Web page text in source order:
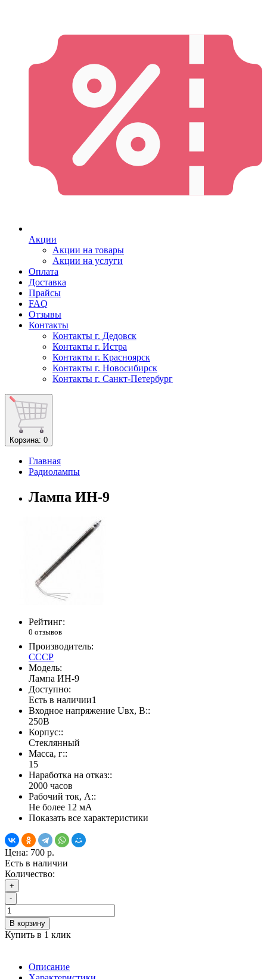
Акции
Акции на товары
Акции на услуги
Оплата
Доставка
Прайсы
FAQ
Отзывы
Контакты
Контакты г. Дедовск
Контакты г. Истра
Контакты г. Красноярск
Контакты г. Новосибирск
Контакты г. Санкт-Петербург
Корзина: 0
Главная
Радиолампы
Лампа ИН-9
Рейтинг:
0 отзывов
Производитель:
СССР
Модель:
Лампа ИН-9
Доступно:
Есть в наличии1
Входное напряжение Uвх, В::
250В
Корпус::
Стеклянный
Масса, г::
15
Наработка на отказ::
2000 часов
Рабочий ток, А::
Не более 12 мА
Показать все характеристики
Цена: 700 р.
Есть в наличии
Количество:
+
-
В корзину
Купить в 1 клик
Описание